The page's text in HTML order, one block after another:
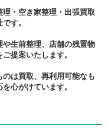
・空き家整理・出張買取
す。
生前整理、店舗の残置物
提案いたします。
は買取、再利用可能なも
心がけています。